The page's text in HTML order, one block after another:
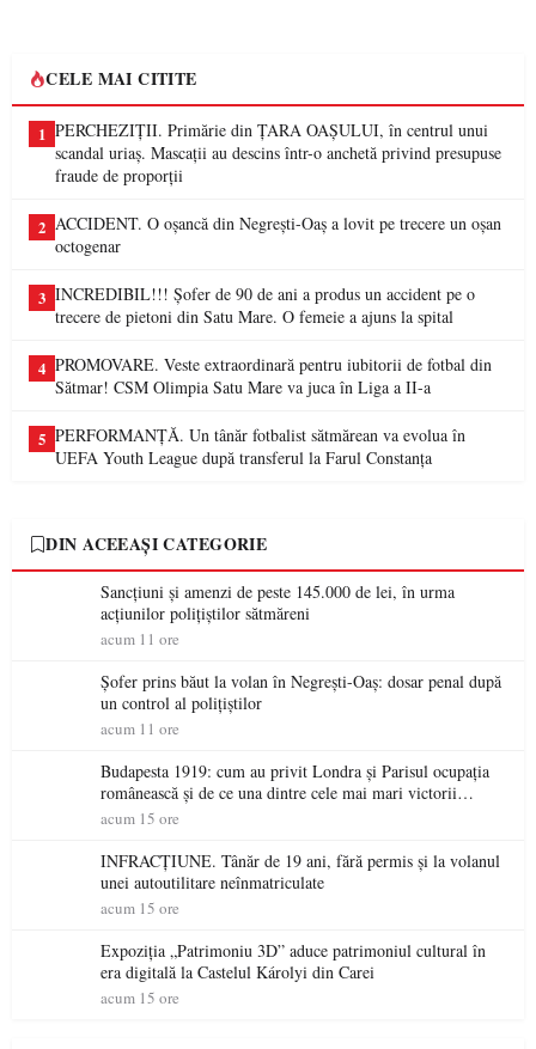
CELE MAI CITITE
1 PERCHEZIȚII. Primărie din ȚARA OAȘULUI, în centrul unui
scandal uriaș. Mascații au descins într-o anchetă privind presupuse
fraude de proporții
2 ACCIDENT. O oșancă din Negrești-Oaș a lovit pe trecere un oșan
octogenar
3 INCREDIBIL!!! Șofer de 90 de ani a produs un accident pe o
trecere de pietoni din Satu Mare. O femeie a ajuns la spital
4 PROMOVARE. Veste extraordinară pentru iubitorii de fotbal din
Sătmar! CSM Olimpia Satu Mare va juca în Liga a II-a
5 PERFORMANȚĂ. Un tânăr fotbalist sătmărean va evolua în
UEFA Youth League după transferul la Farul Constanța
DIN ACEEAȘI CATEGORIE
Sancțiuni și amenzi de peste 145.000 de lei, în urma
acțiunilor polițiștilor sătmăreni
acum 11 ore
Șofer prins băut la volan în Negrești-Oaș: dosar penal după
un control al polițiștilor
acum 11 ore
Budapesta 1919: cum au privit Londra și Parisul ocupația
românească și de ce una dintre cele mai mari victorii
militare ale României a devenit o controversă diplomatică
acum 15 ore
INFRACȚIUNE. Tânăr de 19 ani, fără permis și la volanul
unei autoutilitare neînmatriculate
acum 15 ore
Expoziția „Patrimoniu 3D” aduce patrimoniul cultural în
era digitală la Castelul Károlyi din Carei
acum 15 ore